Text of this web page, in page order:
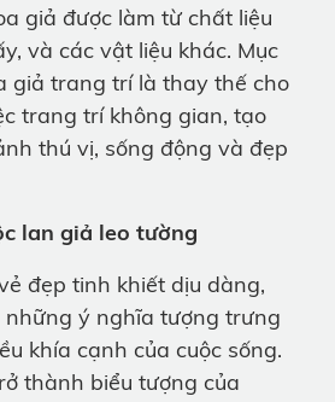
giả được làm từ chất liệu
và các vật liệu khác. Mục
giả trang trí là thay thế cho
trang trí không gian, tạo
thú vị, sống động và đẹp
lan giả leo tường
đẹp tinh khiết dịu dàng,
ý nghĩa tượng trưng
khía cạnh của cuộc sống.
thành biểu tượng của